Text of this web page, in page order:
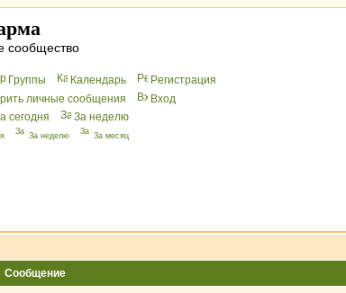
сообщество
Группы Календарь
Peгиcтрaция
личные сообщения
Вхoд
сегодня За неделю
За неделю За месяц
Сообщение